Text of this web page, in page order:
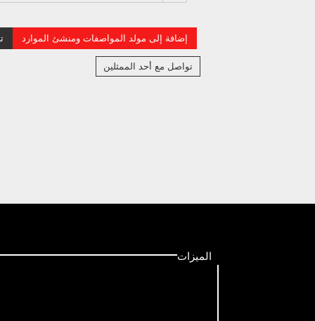
إضافة إلى مولد المواصفات ومنشئ الموارد
تواصل مع أحد الممثلين
الميزات